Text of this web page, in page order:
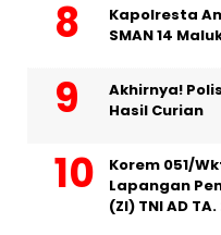
Kapolresta
SMAN 14
Akhirnya!
Hasil Curian
Korem 051/
Lapangan
(ZI) TNI AD